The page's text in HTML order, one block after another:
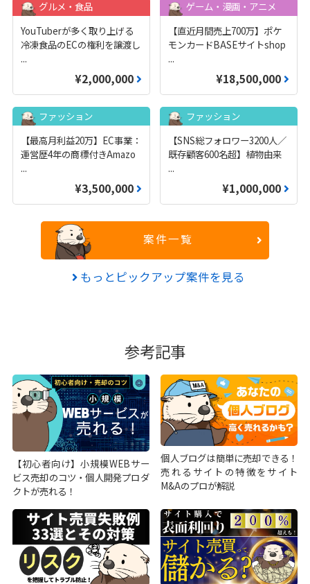
グルメ・食品
YouTuberが多く取り上げる
冷凍食品のECの権利を譲渡し
...
¥2,000,000
ゲーム・漫画・アニメ
【直近月間売上700万】ポケ
モンカードBASEサイトshop
...
¥18,500,000
ファッション
【最高月利益20万】EC事業：
運営歴4年の商標付きAmazo
...
¥3,500,000
ファッション
【SNS総フォロワー3200人／
既存顧客600名超】植物由来
...
¥1,000,000
案件一覧
もっとピックアップ案件を見る
参考記事
【初心者向け】小規模WEBサー
ビス売却のコツ・個人開発プロダ
クトが売れる！
個人ブログは簡単に売却できる！
売れるサイトの特徴をサイト
M&Aのプロが解説